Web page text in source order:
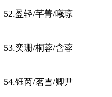
52.盈轻/芊菁/曦琼
53.奕珊/桐蓉/含蓉
54.钰芮/茗雪/卿尹